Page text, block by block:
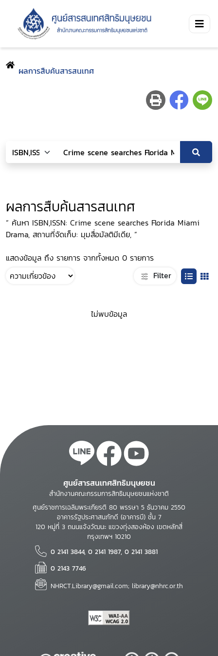
ผลการสืบค้นสารสนเทศ
ผลการสืบค้นสารสนเทศ
“ ค้นหา ISBN,ISSN: Crime scene searches Florida Miami
Drama, สถานที่จัดเก็บ: มุมสื่อมัลติมีเดีย, ”
แสดงข้อมูล ถึง รายการ จากทั้งหมด 0 รายการ
Filter
ไม่พบข้อมูล
ศูนย์สารสนเทศสิทธิมนุษยชน
สำนักงานคณะกรรมการสิทธิมนุษยชนแห่งชาติ
ศูนย์ราชการเฉลิมพระเกียรติ 80 พรรษา 5 ธันวาคม 2550
อาคารรัฐประศาสนภักดี (อาคารบี) ชั้น 7
120 หมู่ที่ 3 ถนนแจ้งวัฒนะ แขวงทุ่งสองห้อง เขตหลักสี่
กรุงเทพฯ 10210
0 2141 3844, 0 2141 1987, 0 2141 3881
0 2143 7746
NHRCT.Library@gmail.com; library@nhrc.or.th